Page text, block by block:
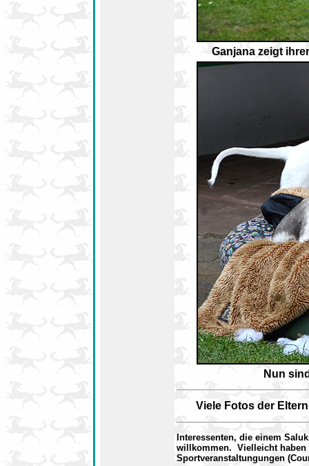
Ganjana zeigt
Nun
Viele Fotos der
Interessenten, die einem
willkommen. Vielleicht haben
Sportveranstaltungungen